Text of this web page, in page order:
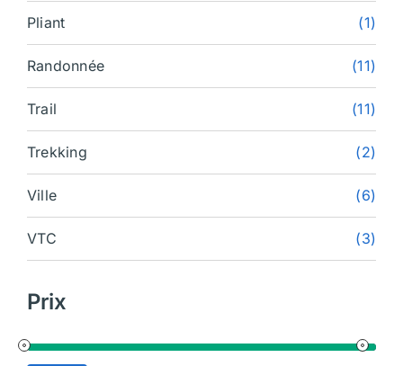
Pliant (1)
Randonnée (11)
Trail (11)
Trekking (2)
Ville (6)
VTC (3)
Prix